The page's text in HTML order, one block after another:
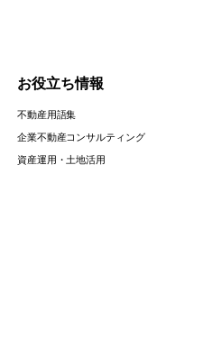
お役立ち情報
不動産用語集
企業不動産コンサルティング
資産運用・土地活用